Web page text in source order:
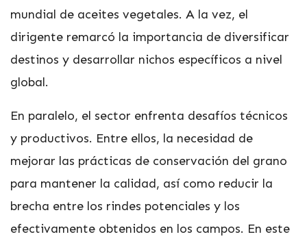
mundial de aceites vegetales. A la vez, el
dirigente remarcó la importancia de diversificar
destinos y desarrollar nichos específicos a nivel
global.
En paralelo, el sector enfrenta desafíos técnicos
y productivos. Entre ellos, la necesidad de
mejorar las prácticas de conservación del grano
para mantener la calidad, así como reducir la
brecha entre los rindes potenciales y los
efectivamente obtenidos en los campos. En este